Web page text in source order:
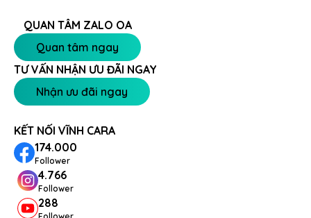
QUAN TÂM ZALO OA
Quan tâm ngay
TƯ VẤN NHẬN ƯU ĐÃI NGAY
Nhận ưu đãi ngay
KẾT NỐI VĨNH CARA
174.000
Follower
4.766
Follower
288